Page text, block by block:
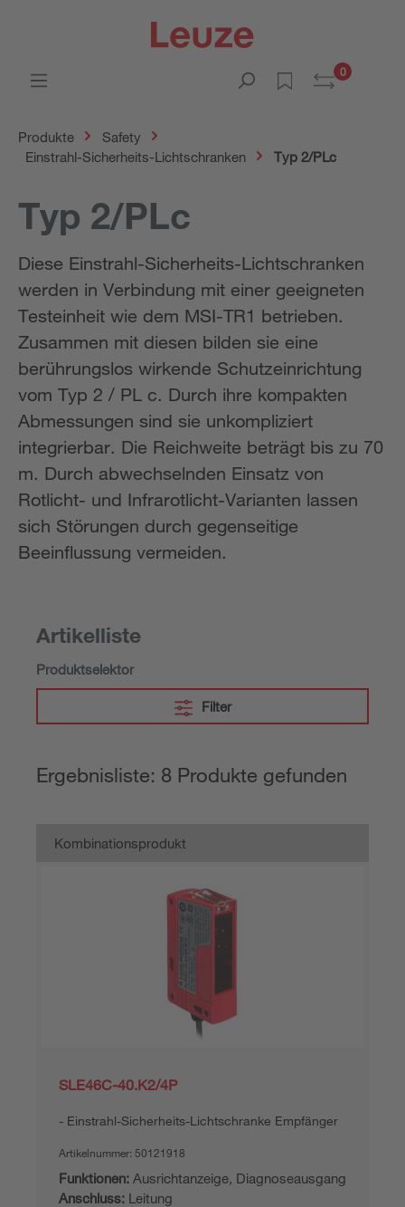
0
Produkte
Safety
Einstrahl-Sicherheits-Lichtschranken
Typ 2/PLc
Typ 2/PLc
Diese Einstrahl-Sicherheits-Lichtschranken
werden in Verbindung mit einer geeigneten
Testeinheit wie dem MSI-TR1 betrieben.
Zusammen mit diesen bilden sie eine
berührungslos wirkende Schutzeinrichtung
vom Typ 2 / PL c. Durch ihre kompakten
Abmessungen sind sie unkompliziert
integrierbar. Die Reichweite beträgt bis zu 70
m. Durch abwechselnden Einsatz von
Rotlicht- und Infrarotlicht-Varianten lassen
sich Störungen durch gegenseitige
Beeinflussung vermeiden.
Artikelliste
Produktselektor
Filter
Ergebnisliste: 8 Produkte gefunden
Kombinationsprodukt
SLE46C-40.K2/4P
Einstrahl-Sicherheits-Lichtschranke Empfänger
Artikelnummer: 50121918
Funktionen: Ausrichtanzeige, Diagnoseausgang
Anschluss: Leitung